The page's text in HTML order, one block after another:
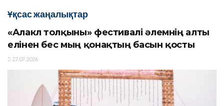
Ұқсас жаңалықтар
«Алакөл толқыны» фестивалі әлемнің алты
елінен бес мың қонақтың басын қосты
27.07.2026